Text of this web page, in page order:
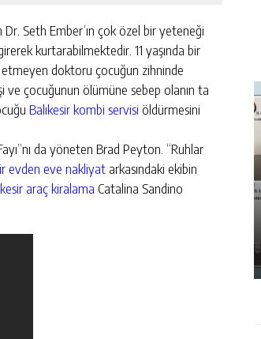
Seth Ember’ın çok özel bir yeteneği
kurtarabilmektedir. 11 yaşında bir
doktoru çocuğun zihninde
ve çocuğunun ölümüne sebep olanın ta
Balıkesir kombi servisi öldürmesini
da yöneten Brad Peyton. “Ruhlar
evden eve nakliyat arkasındaki ekibin
araç kiralama Catalina Sandino
KAÇAK ÜRÜN
ELEKTRONIK SIGARA VE